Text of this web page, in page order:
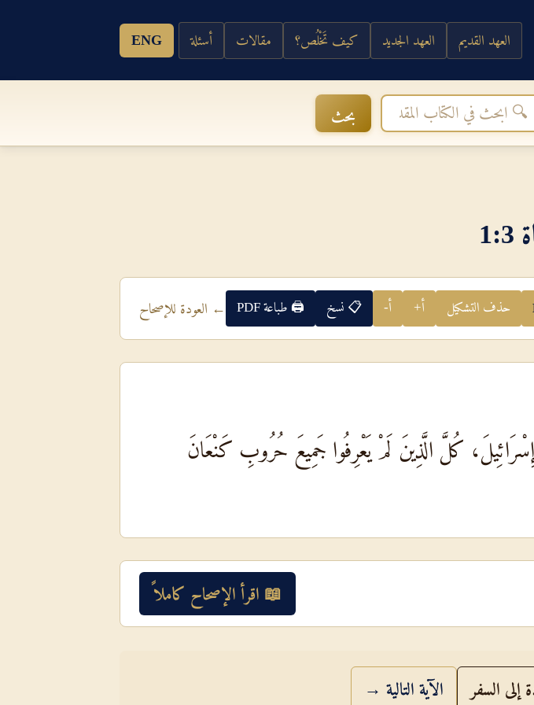
العهد القديم العهد الجديد كيف تَخْلُص؟ مقالات أسئلة ENG
بحث
حذف التشكيل أ+ أ- 📋 نسخ 🖨 طباعة PDF ← العودة للإصحاح
كُلَّ الَّذِينَ لَمْ يَعْرِفُوا جَمِيعَ حُرُوبِ كَنْعَانَ
📖 اقرأ الإصحاح كاملاً
إلى السفر الآية التالية →